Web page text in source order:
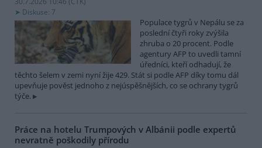
Diskuse: 7
Populace tygrů v Nepálu se za
poslední čtyři roky zvýšila
zhruba o 20 procent. Podle
agentury AFP to uvedli tamní
úředníci, kteří odhadují, že
těchto šelem v zemi nyní žije 429. Stát si podle AFP díky tomu dál
upevňuje pověst jednoho z nejúspěšnějších, co se ochrany tygrů
týče.
Práce na hotelu Trumpových v Albánii podle expertů
nevratně poškodily přírodu